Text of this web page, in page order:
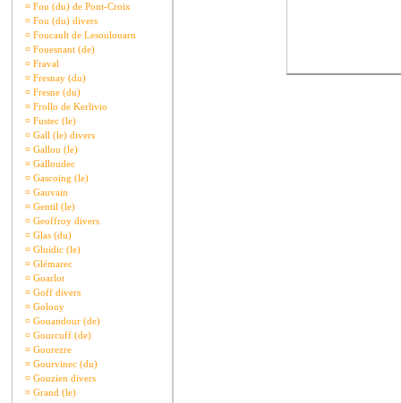
¤ Fou (du) de Pont-Croix
¤ Fou (du) divers
¤ Foucault de Lesoulouarn
¤ Fouesnant (de)
¤ Fraval
¤ Fresnay (du)
¤ Fresne (du)
¤ Frollo de Kerlivio
¤ Fustec (le)
¤ Gall (le) divers
¤ Gallou (le)
¤ Galloudec
¤ Gascoing (le)
¤ Gauvain
¤ Gentil (le)
¤ Geoffroy divers
¤ Glas (du)
¤ Gluidic (le)
¤ Glémarec
¤ Goarlot
¤ Goff divers
¤ Golouy
¤ Gouandour (de)
¤ Gourcuff (de)
¤ Gourezre
¤ Gourvinec (du)
¤ Gouzien divers
¤ Grand (le)